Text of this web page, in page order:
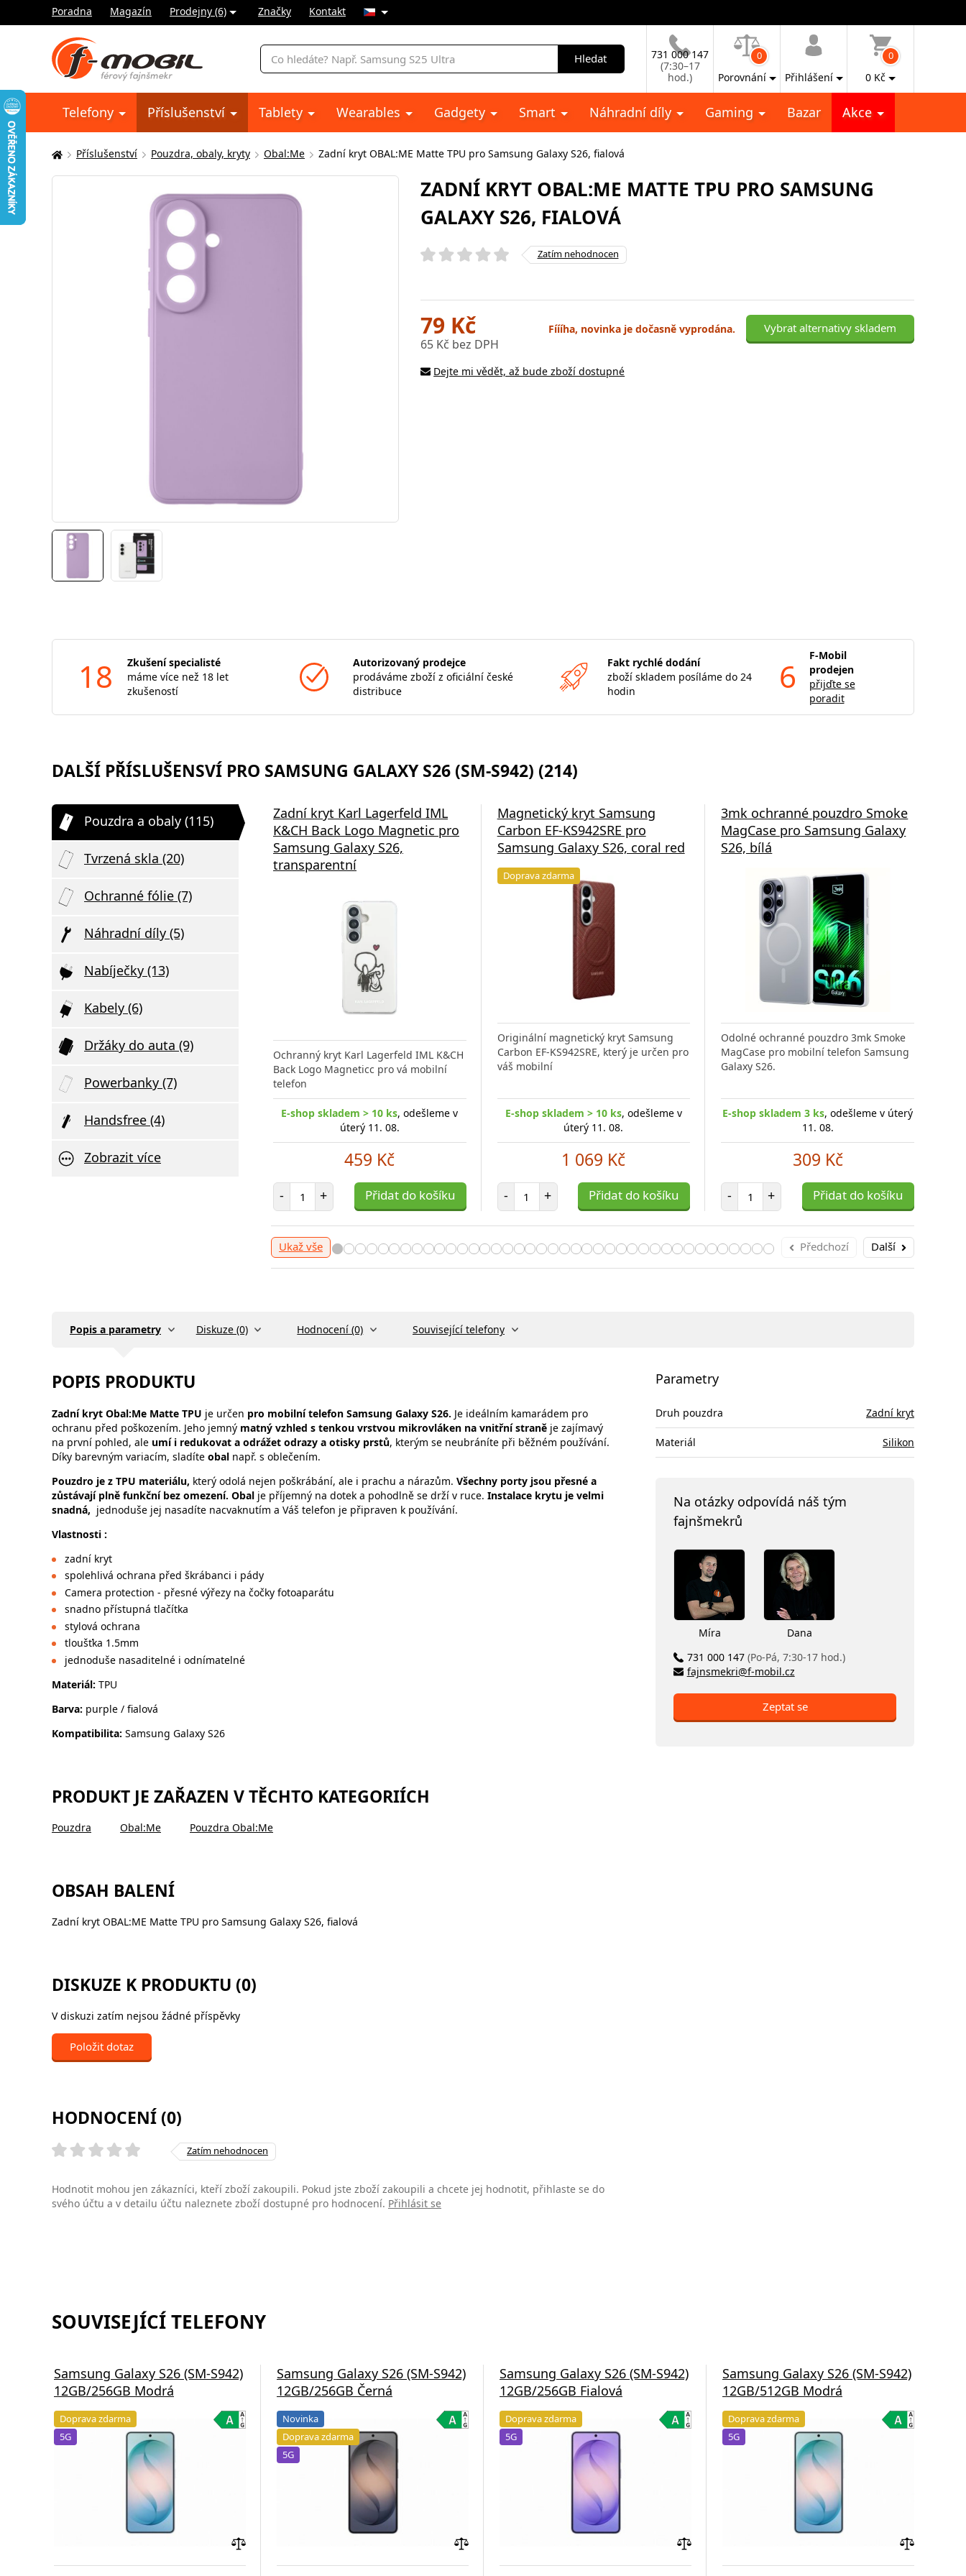
Poradna Magazín Prodejny (6) Značky Kontakt
Vyhledávání
Hledat
731 000 147
(7:30–17
hod.)
0
Porovnání Přihlášení
0
0 Kč
Telefony Příslušenství Tablety Wearables Gadgety Smart Náhradní díly Gaming Bazar Akce
Zde
se
Příslušenství Pouzdra, obaly, kryty Obal:Me Zadní kryt OBAL:ME Matte TPU pro Samsung Galaxy S26, fialová
ZADNÍ KRYT OBAL:ME MATTE TPU PRO SAMSUNG
GALAXY S26, FIALOVÁ
Zatím nehodnocen
79 Kč
65 Kč bez DPH
Fíííha, novinka je dočasně vyprodána. Vybrat alternativy skladem
Dejte mi vědět, až bude zboží dostupné
18
Zkušení specialisté
máme více než 18 let
zkušeností
Autorizovaný prodejce
prodáváme zboží z oficiální české
distribuce
Fakt rychlé dodání
zboží skladem posíláme do 24
hodin
6
F-Mobil
prodejen
přijďte se
poradit
DALŠÍ PŘÍSLUŠENSVÍ PRO SAMSUNG GALAXY S26 (SM-S942) (214)
Pouzdra a obaly (115)
Tvrzená skla (20)
Ochranné fólie (7)
Náhradní díly (5)
Nabíječky (13)
Kabely (6)
Držáky do auta (9)
Powerbanky (7)
Handsfree (4)
Zobrazit více
Zadní kryt Karl Lagerfeld IML
K&CH Back Logo Magnetic pro
Samsung Galaxy S26,
transparentní
Ochranný kryt Karl Lagerfeld IML K&CH
Back Logo Magneticc pro vá mobilní
telefon
E-shop skladem > 10 ks, odešleme v
úterý 11. 08.
459 Kč
- Počet položek
+ Přidat do košíku
Magnetický kryt Samsung
Carbon EF-KS942SRE pro
Samsung Galaxy S26, coral red
Doprava zdarma
Originální magnetický kryt Samsung
Carbon EF-KS942SRE, který je určen pro
váš mobilní
E-shop skladem > 10 ks, odešleme v
úterý 11. 08.
1 069 Kč
- Počet položek
+ Přidat do košíku
3mk ochranné pouzdro Smoke
MagCase pro Samsung Galaxy
S26, bílá
Odolné ochranné pouzdro 3mk Smoke
MagCase pro mobilní telefon Samsung
Galaxy S26.
E-shop skladem 3 ks, odešleme v úterý
11. 08.
309 Kč
- Počet položek
+ Přidat do košíku
Ukaž vše Předchozí Další
Popis a parametry Diskuze (0) Hodnocení (0) Související telefony
POPIS PRODUKTU
Zadní kryt Obal:Me Matte TPU je určen pro mobilní telefon Samsung Galaxy S26. Je ideálním kamarádem pro
ochranu před poškozením. Jeho jemný matný vzhled s tenkou vrstvou mikrovláken na vnitřní straně je zajímavý
na první pohled, ale umí i redukovat a odrážet odrazy a otisky prstů, kterým se neubráníte při běžném používání.
Díky barevným variacím, sladíte obal např. s oblečením.
Pouzdro je z TPU materiálu, který odolá nejen poškrábání, ale i prachu a nárazům. Všechny porty jsou přesné a
zůstávají plně funkční bez omezení. Obal je příjemný na dotek a pohodlně se drží v ruce. Instalace krytu je velmi
snadná, jednoduše jej nasadíte nacvaknutím a Váš telefon je připraven k používání.
Vlastnosti :
zadní kryt
spolehlivá ochrana před škrábanci i pády
Camera protection - přesné výřezy na čočky fotoaparátu
snadno přístupná tlačítka
stylová ochrana
tloušťka 1.5mm
jednoduše nasaditelné i odnímatelné
Materiál: TPU
Barva: purple / fialová
Kompatibilita: Samsung Galaxy S26
PRODUKT JE ZAŘAZEN V TĚCHTO KATEGORIÍCH
Pouzdra Obal:Me Pouzdra Obal:Me
OBSAH BALENÍ
Zadní kryt OBAL:ME Matte TPU pro Samsung Galaxy S26, fialová
DISKUZE K PRODUKTU (0)
V diskuzi zatím nejsou žádné příspěvky
Položit dotaz
HODNOCENÍ (0)
Zatím nehodnocen
Hodnotit mohou jen zákazníci, kteří zboží zakoupili. Pokud jste zboží zakoupili a chcete jej hodnotit, přihlaste se do
svého účtu a v detailu účtu naleznete zboží dostupné pro hodnocení. Přihlásit se
Parametry
Druh pouzdra Zadní kryt
Materiál Silikon
Na otázky odpovídá náš tým
fajnšmekrů
Míra
Dana
731 000 147 (Po-Pá, 7:30-17 hod.)
fajnsmekri@f-mobil.cz
Zeptat se
SOUVISEJÍCÍ TELEFONY
Samsung Galaxy S26 (SM-S942)
12GB/256GB Modrá
Doprava zdarma
5G
Samsung Galaxy S26 (SM-S942)
12GB/256GB Černá
Novinka
Doprava zdarma
5G
Samsung Galaxy S26 (SM-S942)
12GB/256GB Fialová
Doprava zdarma
5G
Samsung Galaxy S26 (SM-S942)
12GB/512GB Modrá
Doprava zdarma
5G